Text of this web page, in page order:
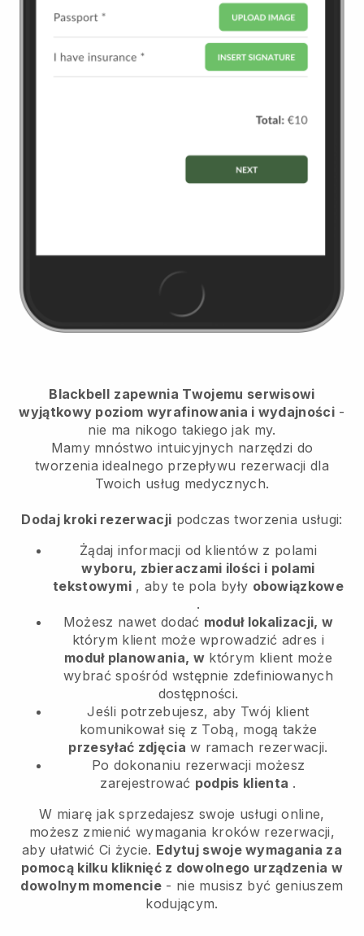
Blackbell zapewnia Twojemu serwisowi
wyjątkowy poziom wyrafinowania i wydajności -
nie ma nikogo takiego jak my.
Mamy mnóstwo intuicyjnych narzędzi do
tworzenia idealnego przepływu rezerwacji dla
Twoich usług medycznych.
Dodaj kroki rezerwacji podczas tworzenia usługi:
Żądaj informacji od klientów z polami
wyboru, zbieraczami ilości i polami
tekstowymi , aby te pola były obowiązkowe
.
Możesz nawet dodać moduł lokalizacji, w
którym klient może wprowadzić adres i
moduł planowania, w którym klient może
wybrać spośród wstępnie zdefiniowanych
dostępności.
Jeśli potrzebujesz, aby Twój klient
komunikował się z Tobą, mogą także
przesyłać zdjęcia w ramach rezerwacji.
Po dokonaniu rezerwacji możesz
zarejestrować podpis klienta .
W miarę jak sprzedajesz swoje usługi online,
możesz zmienić wymagania kroków rezerwacji,
aby ułatwić Ci życie. Edytuj swoje wymagania za
pomocą kilku kliknięć z dowolnego urządzenia w
dowolnym momencie- nie musisz być geniuszem
kodującym.